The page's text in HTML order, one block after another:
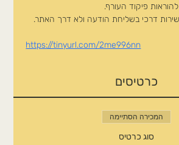
פיקוד העורף.
דרכי בשליחת הודעה ולא דרך האתר.
https://tinyurl.com/2me996nn
כרטיסים
המכירה הסתיימה
סוג כרטיס